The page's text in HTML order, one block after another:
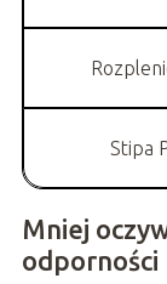
Stipa
Mniej
odporności